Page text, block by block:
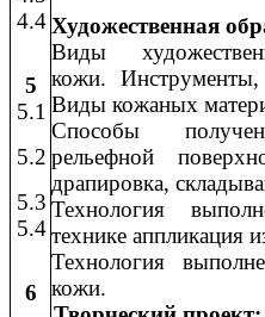
4.4
5
5.1
5.2
5.3
5.4
6
Художественная
Виды
кожи. Инструменты,
Виды кожаных
Способы
рельефной
драпировка,
Технология
технике аппликация
Технология
кожи.